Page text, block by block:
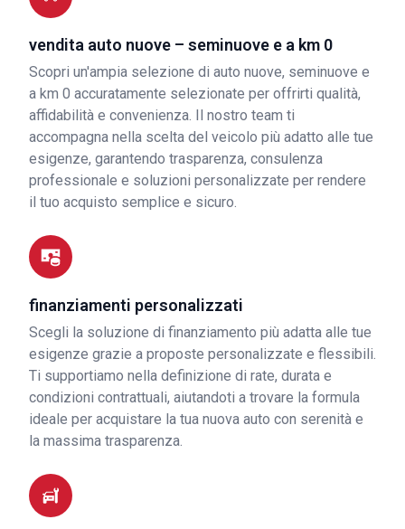
vendita auto nuove – seminuove e a km 0
Scopri un'ampia selezione di auto nuove, seminuove e
a km 0 accuratamente selezionate per offrirti qualità,
affidabilità e convenienza. Il nostro team ti
accompagna nella scelta del veicolo più adatto alle tue
esigenze, garantendo trasparenza, consulenza
professionale e soluzioni personalizzate per rendere
il tuo acquisto semplice e sicuro.
finanziamenti personalizzati
Scegli la soluzione di finanziamento più adatta alle tue
esigenze grazie a proposte personalizzate e flessibili.
Ti supportiamo nella definizione di rate, durata e
condizioni contrattuali, aiutandoti a trovare la formula
ideale per acquistare la tua nuova auto con serenità e
la massima trasparenza.